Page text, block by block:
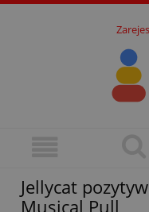
Jellycat
Musical Pull